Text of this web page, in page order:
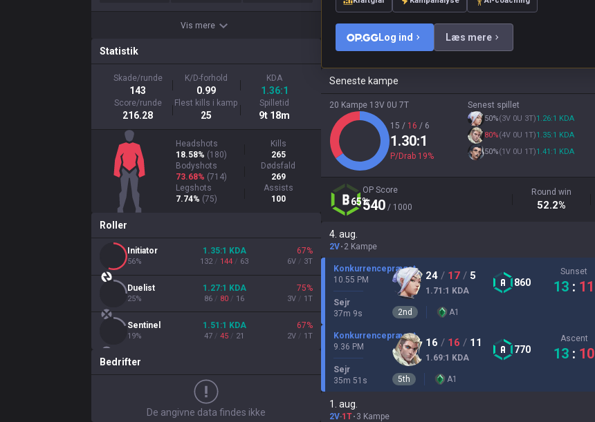
Vis mere
Statistik
Skade/runde
143
K/D-forhold
0.99
KDA
1.36:1
Score/runde
216.28
Flest kills i kamp
25
Spilletid
9t 18m
Headshots
18.58% (180)
Kills
265
Bodyshots
73.68% (714)
Dødsfald
269
Legshots
7.74% (75)
Assists
100
Roller
Initiator
56%
1.35:1 KDA
132 / 144 / 63
67%
6V / 3T
Duelist
25%
1.27:1 KDA
86 / 80 / 16
75%
3V / 1T
Sentinel
19%
1.51 :1 KDA
47 / 45 / 21
67%
2V / 1T
Bedrifter
De angivne data findes ikke
Log ind Læs mere
Seneste kampe
20 Kampe 13V 0U 7T
65%
15 / 16 / 6
1.30:1
P/Drab 19%
Senest spillet
50%(3V 0U 3T)1.26:1 KDA
80%(4V 0U 1T)1.35:1 KDA
50%(1V 0U 1T)1.41 :1 KDA
OP Score
540 / 1000
Round win
52.2%
4. aug.
2V 2 Kampe
Konkurrencepræget
10.55 PM
Sejr
37m 9s
24 / 17 / 5
1.71 :1 KDA
860
Sunset
13 : 11
2nd A1
Konkurrencepræget
9.36 PM
Sejr
35m 51 s
16 / 16 / 11
1.69:1 KDA
770
Ascent
13 : 10
5th A1
1. aug.
2V-1T 3 Kampe